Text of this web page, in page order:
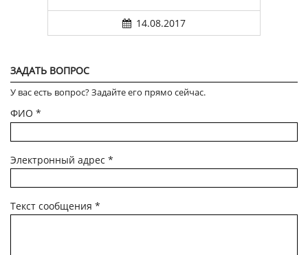
14.08.2017
ЗАДАТЬ ВОПРОС
У вас есть вопрос? Задайте его прямо сейчас.
ФИО *
Электронный адрес *
Текст сообщения *